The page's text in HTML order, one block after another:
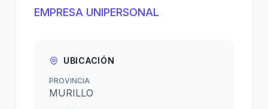
EMPRESA UNIPERSONAL
UBICACIÓN
PROVINCIA
MURILLO